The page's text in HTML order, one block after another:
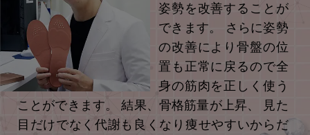
姿勢を改善することが
できます。 さらに姿勢
の改善により骨盤の位
置も正常に戻るので全
身の筋肉を正しく使う
ことができます。 結果、骨格筋量が上昇、 見た
目だけでなく代謝も良くなり痩せやすいからだ